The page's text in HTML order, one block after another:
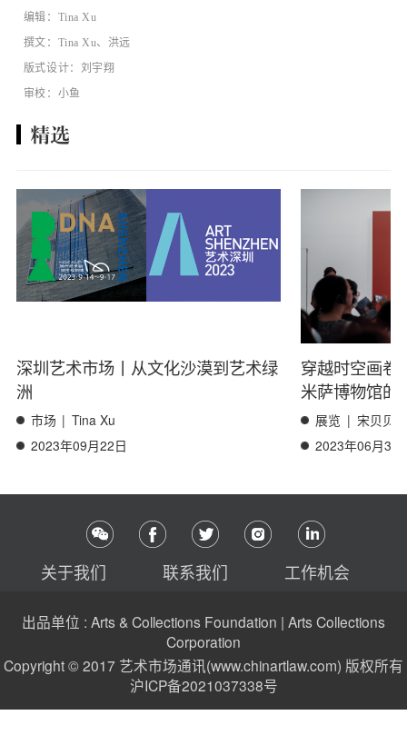
编辑：Tina Xu
撰文：Tina Xu、洪远
版式设计：刘宇翔
审校：小鱼
精选
深圳艺术市场丨从文化沙漠到艺术绿
洲
市场 | Tina Xu
2023年09月22日
穿越时空画卷
米萨博物馆的
展览 | 宋贝贝
2023年06月30
关于我们 联系我们 工作机会
出品单位 : Arts & Collections Foundation | Arts Collections
Corporation
Copyright © 2017 艺术市场通讯(www.chinartlaw.com) 版权所有
沪ICP备2021037338号